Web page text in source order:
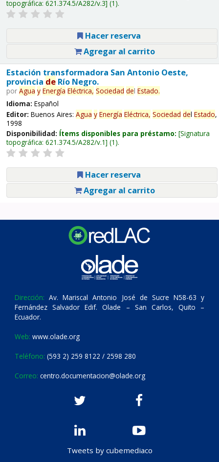
topográfica: 621.374.5/A282/v.3 (1).
Hacer reserva
Agregar al carrito
Estación transformadora San Antonio Oeste,
provincia deRío Negro.
por Agua y Energía Eléctrica, Sociedad del Estado.
Idioma: Español
Editor: Buenos Aires: Agua y Energía Eléctrica, Sociedad del Estado,
1998
Disponibilidad: Ítems disponibles para préstamo: Signatura
topográfica: 621.374.5/A282/v.1 (1).
Hacer reserva
Agregar al carrito
Dirección: Av. Mariscal Antonio José de Sucre N58-63 y
Fernández Salvador Edif. Olade – San Carlos, Quito –
Ecuador.
Web: www.olade.org
Teléfono: (593 2) 259 8122 / 2598 280
Correo: centro.documentacion@olade.org
Tweets by cubemediaco